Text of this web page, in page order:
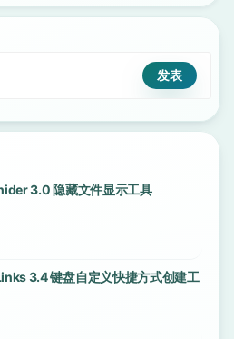
3.0 隐藏文件显示工具
3.4 键盘自定义快捷方式创建工